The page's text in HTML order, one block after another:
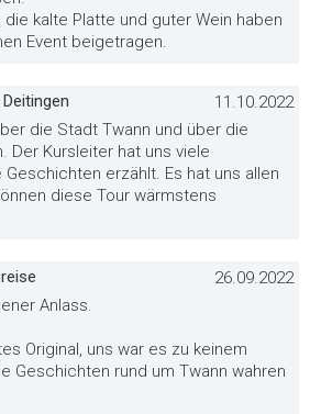
kalte Platte und guter Wein haben
Event beigetragen.
11.10.2022
die Stadt Twann und über die
Der Kursleiter hat uns viele
erzählt. Es hat uns allen
diese Tour wärmstens
26.09.2022
Anlass.
Original, uns war es zu keinem
Geschichten rund um Twann wahren